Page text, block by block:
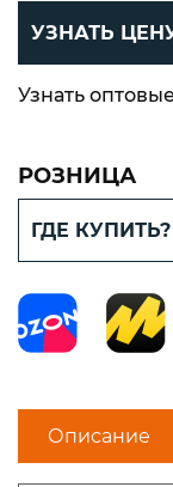
УЗНАТЬ
Узнать
РОЗНИЦА
ГДЕ КУПИТЬ?
Описание